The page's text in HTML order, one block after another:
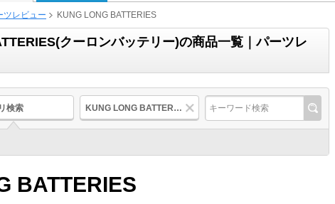
ツレビュー KUNG LONG BATTERIES
クーロンバッテリー)の商品一覧｜パーツレ
検索 KUNG LONG BATTERIES
BATTERIES